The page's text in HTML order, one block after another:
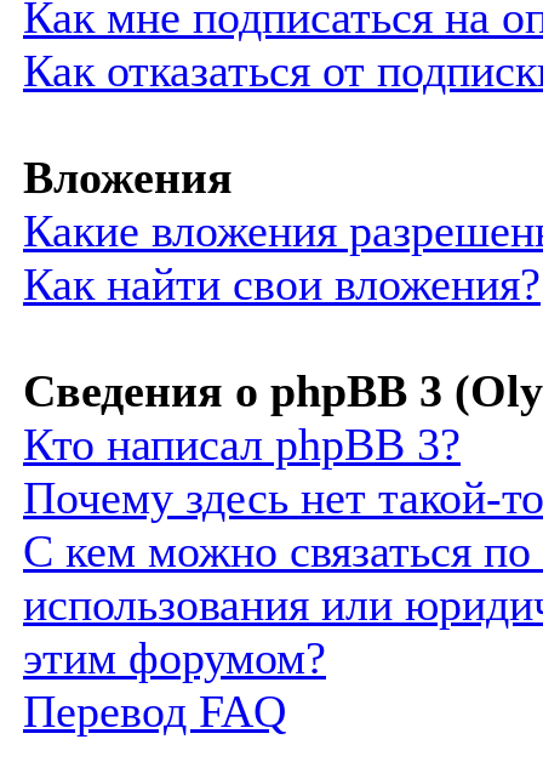
Как мне подписаться на
Как отказаться от
Вложения
Какие вложения
Как найти свои вложения?
Сведения о phpBB 3
Кто написал phpBB 3?
Почему здесь нет такой-
С кем можно связаться
использования или
этим форумом?
Перевод FAQ